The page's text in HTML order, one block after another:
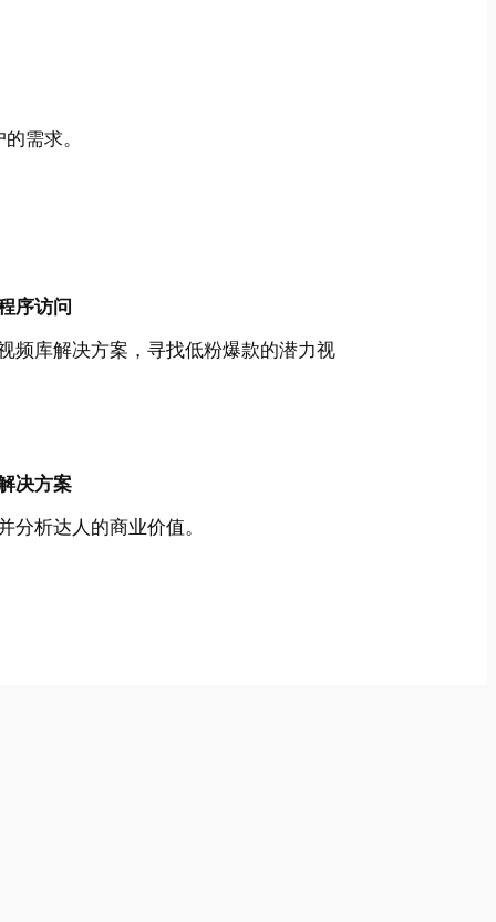
需求。
序访问
频库解决方案，寻找低粉爆款的潜力视
决方案
分析达人的商业价值。